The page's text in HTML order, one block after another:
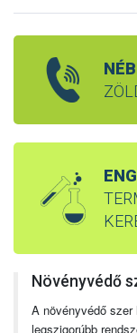
Növényvédő
A növényvédő
legszigorúbb